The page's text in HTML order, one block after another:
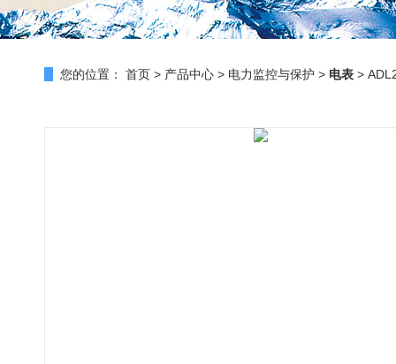
您的位置： 首页 > 产品中心 > 电力监控与保护 > 电表 >